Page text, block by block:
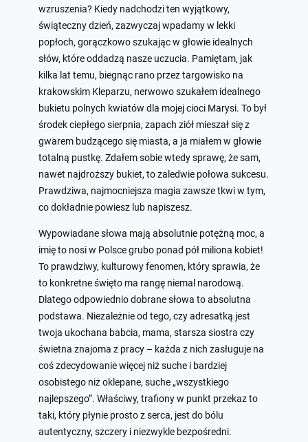
wzruszenia? Kiedy nadchodzi ten wyjątkowy,
świąteczny dzień, zazwyczaj wpadamy w lekki
popłoch, gorączkowo szukając w głowie idealnych
słów, które oddadzą nasze uczucia. Pamiętam, jak
kilka lat temu, biegnąc rano przez targowisko na
krakowskim Kleparzu, nerwowo szukałem idealnego
bukietu polnych kwiatów dla mojej cioci Marysi. To był
środek ciepłego sierpnia, zapach ziół mieszał się z
gwarem budzącego się miasta, a ja miałem w głowie
totalną pustkę. Zdałem sobie wtedy sprawę, że sam,
nawet najdroższy bukiet, to zaledwie połowa sukcesu.
Prawdziwa, najmocniejsza magia zawsze tkwi w tym,
co dokładnie powiesz lub napiszesz.
Wypowiadane słowa mają absolutnie potężną moc, a
imię to nosi w Polsce grubo ponad pół miliona kobiet!
To prawdziwy, kulturowy fenomen, który sprawia, że
to konkretne święto ma rangę niemal narodową.
Dlatego odpowiednio dobrane słowa to absolutna
podstawa. Niezależnie od tego, czy adresatką jest
twoja ukochana babcia, mama, starsza siostra czy
świetna znajoma z pracy – każda z nich zasługuje na
coś zdecydowanie więcej niż suche i bardziej
osobistego niż oklepane, suche „wszystkiego
najlepszego”. Właściwy, trafiony w punkt przekaz to
taki, który płynie prosto z serca, jest do bólu
autentyczny, szczery i niezwykle bezpośredni.